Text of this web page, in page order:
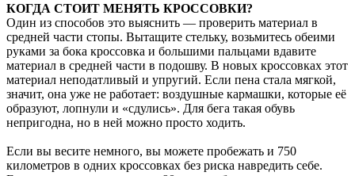
КОГДА СТОИТ МЕНЯТЬ КРОССОВКИ?
Один из способов это выяснить — проверить материал в
средней части стопы. Вытащите стельку, возьмитесь обеими
руками за бока кроссовка и большими пальцами вдавите
материал в средней части в подошву. В новых кроссовках этот
материал неподатливый и упругий. Если пена стала мягкой,
значит, она уже не работает: воздушные кармашки, которые её
образуют, лопнули и «сдулись». Для бега такая обувь
непригодна, но в ней можно просто ходить.
Если вы весите немного, вы можете пробежать и 750
километров в одних кроссовках без риска навредить себе.